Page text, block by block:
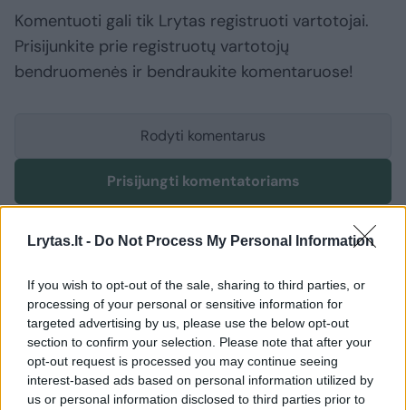
Lrytas.lt - Do Not Process My Personal Information
If you wish to opt-out of the sale, sharing to third parties, or
processing of your personal or sensitive information for
targeted advertising by us, please use the below opt-out
section to confirm your selection. Please note that after your
opt-out request is processed you may continue seeing
interest-based ads based on personal information utilized by
us or personal information disclosed to third parties prior to
Komentuoti gali tik Lrytas registruoti vartotojai.
Prisijunkite prie registruotų vartotojų
bendruomenės ir bendraukite komentaruose!
Rodyti komentarus
Prisijungti komentatoriams